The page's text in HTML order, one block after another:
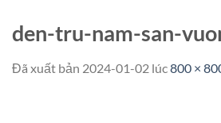
den-tru-nam-san-
Đã xuất bản 2024-01-02 lúc800 ×